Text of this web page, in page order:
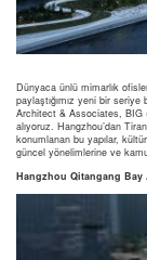
Dünyaca ünlü mimarlık
paylaştığımız yeni bir
Architect & Associates, BIG
alıyoruz. Hangzhou’dan
konumlanan bu yapılar,
güncel yönelimlerine ve
Hangzhou Qitangang